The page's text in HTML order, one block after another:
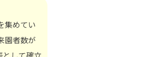
集めてい
園者数が